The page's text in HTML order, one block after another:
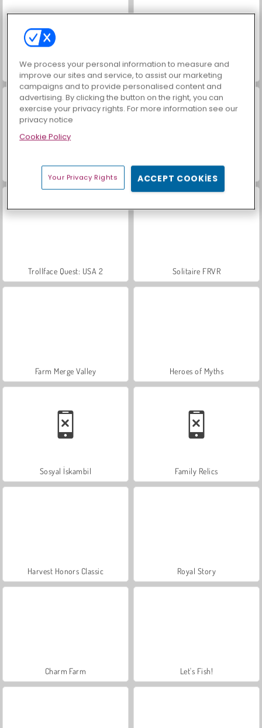
Büyük Mahjong Eşleme Moda Prensesleri
Trollface Quest: USA 2 Solitaire FRVR
Farm Merge Valley Heroes of Myths
Sosyal İskambil Family Relics
Harvest Honors Classic Royal Story
Charm Farm Let's Fish!
We process your personal information to measure and
improve our sites and service, to assist our marketing
campaigns and to provide personalised content and
advertising. By clicking the button on the right, you can
exercise your privacy rights. For more information see our
privacy notice
Cookie Policy
Your Privacy Rights ACCEPT COOKIES